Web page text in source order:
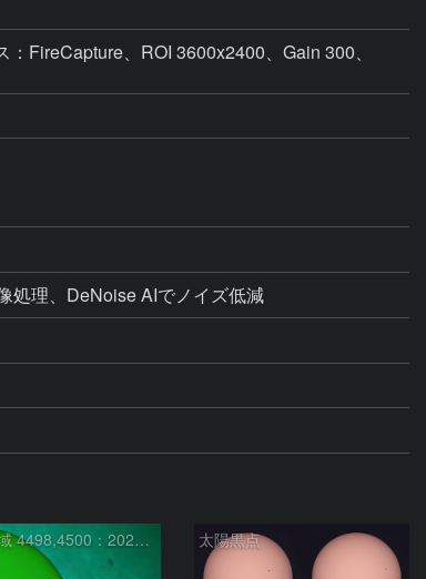
FireCapture、ROI 3600x2400、Gain 300、
処理、DeNoise AIでノイズ低減
活動領域 4498,4500：2026/08/08 太陽黒点